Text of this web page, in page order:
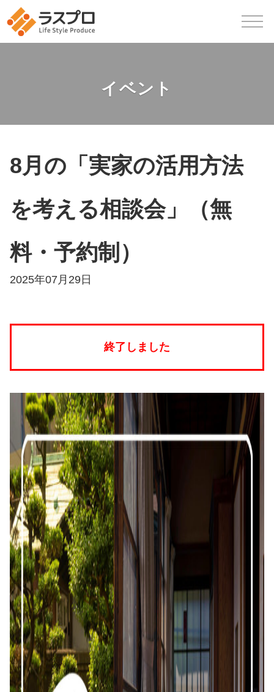
イベント
8月の「実家の活用方法
を考える相談会」（無
料・予約制）
2025年07月29日
終了しました